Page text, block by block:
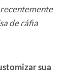
de ráfia
sua